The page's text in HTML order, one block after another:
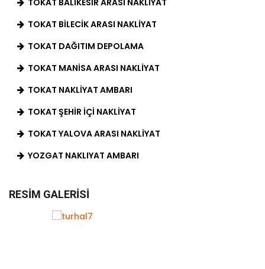
TOKAT BILECIK ARASI NAKLIYAT
TOKAT DAĞITIM DEPOLAMA
TOKAT MANISA ARASI NAKLIYAT
TOKAT NAKLIYAT AMBARI
TOKAT ŞEHIR İÇI NAKLIYAT
TOKAT YALOVA ARASI NAKLIYAT
YOZGAT NAKLIYAT AMBARI
RESIM GALERISI